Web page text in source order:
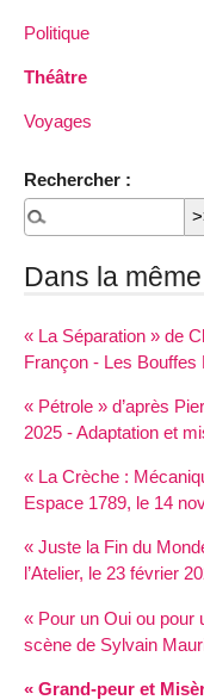
Politique
Théâtre
Voyages
Rechercher :
Dans la
« La Séparation » de
Françon - Les
« Pétrole » d’après
2025 - Adaptation et
« La Crèche :
Espace 1789, le 14
« Juste la Fin du
l’Atelier, le 23 février
« Pour un Oui ou pour
scène de Sylvain
« Grand-peur et